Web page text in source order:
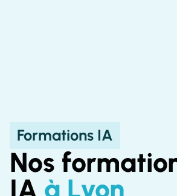
Formations IA
Nos
IA à Lyon